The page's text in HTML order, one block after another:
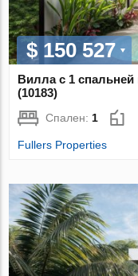
$ 150 527
Вилла с 1
(10183)
Спален: 1
Fullers Properties